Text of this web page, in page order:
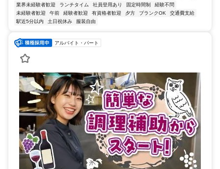
業界未経験者歓迎 ランチタイム 社員登用あり 固定時間制
経験不問
未経験者歓迎
午前 経験者歓迎 有資格者歓迎 夕方 ブランクOK
交通費支給
駅近5分以内
土日祝休み 服装自由
アルバイト・パート